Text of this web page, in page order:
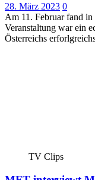
28. März 2023 0
Am 11. Februar fand
Veranstaltung war ein
Österreichs
TV Clips